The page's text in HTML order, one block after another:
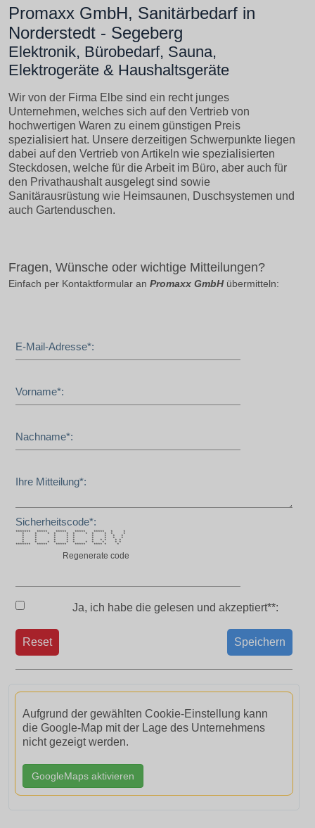
Promaxx GmbH, Sanitärbedarf in
Norderstedt - Segeberg
Elektronik, Bürobedarf, Sauna,
Elektrogeräte & Haushaltsgeräte
Wir von der Firma Elbe sind ein recht junges
Unternehmen, welches sich auf den Vertrieb von
hochwertigen Waren zu einem günstigen Preis
spezialisiert hat. Unsere derzeitigen Schwerpunkte liegen
dabei auf den Vertrieb von Artikeln wie spezialisierten
Steckdosen, welche für die Arbeit im Büro, aber auch für
den Privathaushalt ausgelegt sind sowie
Sanitärausrüstung wie Heimsaunen, Duschsystemen und
auch Gartenduschen.
Fragen, Wünsche oder wichtige Mitteilungen?
Einfach per Kontaktformular an Promaxx GmbHübermitteln:
E-Mail-Adresse*:
Vorname*:
Nachname*:
Ihre Mitteilung*:
Sicherheitscode*:
******* ***** ***** ***** ***** * *
* * * * * * * * * * *
* * * * * * * * *
* * * * * * * * *
* * * * * * * * * *
* * * * * * * * * * *
******* ***** ***** ***** **** * *
Regenerate code
Ja, ich habe die gelesen und akzeptiert**:
Speichern
Reset
Aufgrund der gewählten Cookie-Einstellung kann
die Google-Map mit der Lage des Unternehmens
nicht gezeigt werden.
GoogleMaps aktivieren